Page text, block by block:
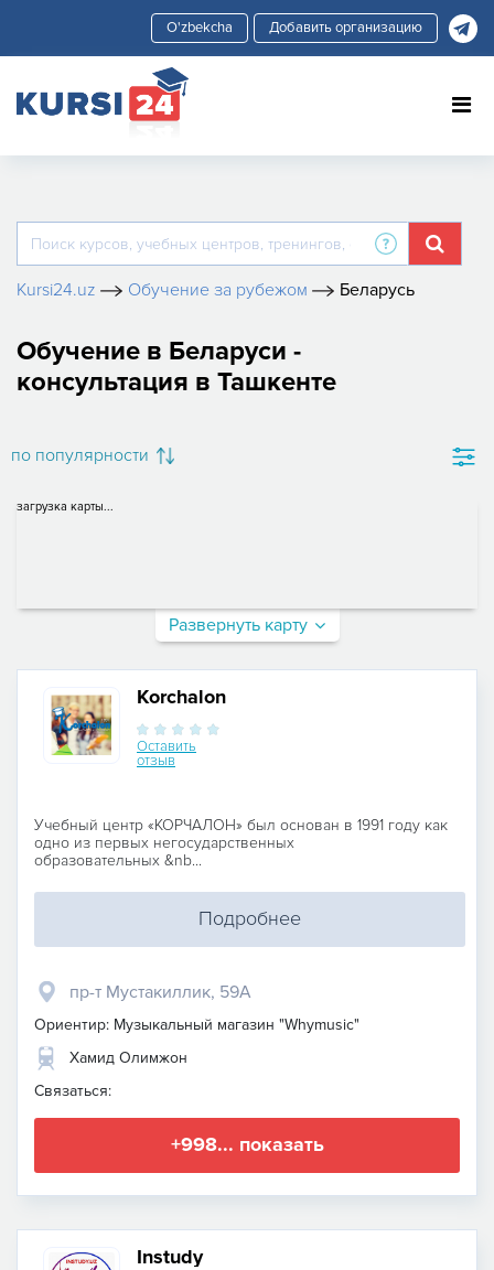
Добавить организацию
Kursi24.uz Обучение за рубежом Беларусь
Обучение в Беларуси -
консультация в Ташкенте
по популярности
загрузка карты...
Развернуть карту
Korchalon
Оставить
отзыв
Учебный центр «КОРЧАЛОН» был основан в 1991 году как
одно из первых негосударственных
образовательных &nb...
Подробнее
пр-т Мустакиллик, 59A
Ориентир: Музыкальный магазин "Whymusic"
Хамид Олимжон
Связаться:
+998... показать
Instudy